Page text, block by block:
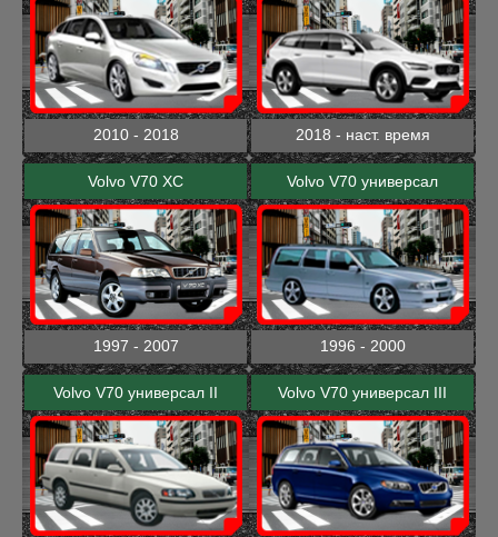
2010 - 2018 2018 - наст. время
Volvo V70 XC
1997 - 2007
Volvo V70 универсал
1996 - 2000
Volvo V70 универсал II Volvo V70 универсал III